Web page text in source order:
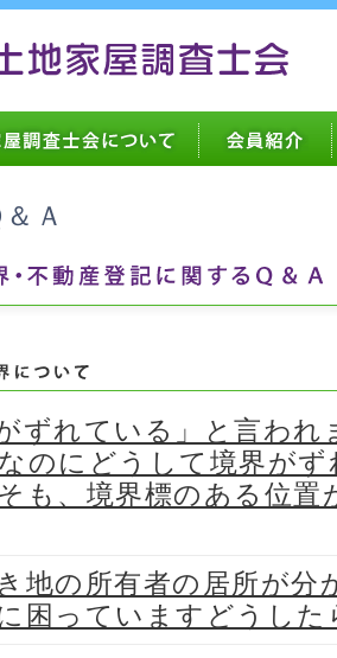
＆Ａ
がずれている」と言わ
のにどうして境界が
も、境界標のある位置
地の所有者の居所が分
困っていますどうし